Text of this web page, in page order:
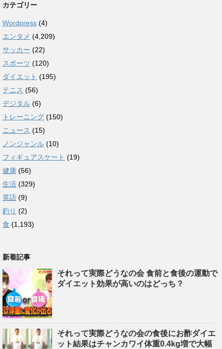
カテゴリー
Wordpress (4)
エンタメ (4,209)
サッカー (22)
スポーツ (120)
ダイエット (195)
テニス (56)
デジタル (6)
トレーニング (150)
ニュース (15)
ノンジャンル (10)
フィギュアスケート (19)
健康 (56)
生活 (329)
英語 (9)
釣り (2)
食 (1,193)
新着記事
それって実際どうなの会 食前と食後の運動で
ダイエット効果が高いのはどっち？
それって実際どうなの会の食後にお酢ダイエ
ット結果はチャンカワイ体重0.4kg増で大幅